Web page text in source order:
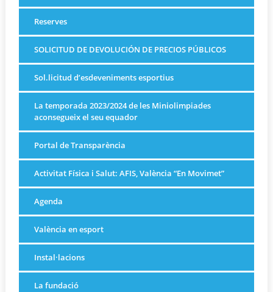
Reserves
SOLICITUD DE DEVOLUCIÓN DE PRECIOS PÚBLICOS
Sol.licitud d’esdeveniments esportius
La temporada 2023/2024 de les Miniolimpiades
aconsegueix el seu equador
Portal de Transparència
Activitat Física i Salut: AFIS, València “En Movimet”
Agenda
València en esport
Instal·lacions
La fundació